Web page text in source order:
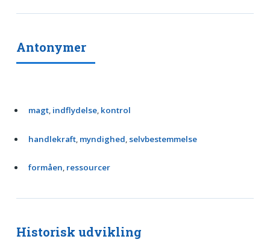
Antonymer
magt, indflydelse, kontrol
handlekraft, myndighed, selvbestemmelse
formåen, ressourcer
Historisk udvikling